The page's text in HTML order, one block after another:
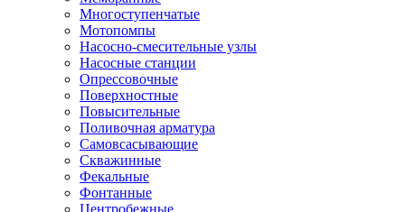
Многоступенчатые
Мотопомпы
Насосно-смесительные узлы
Насосные станции
Опрессовочные
Поверхностные
Повысительные
Поливочная арматура
Самовсасывающие
Скважинные
Фекальные
Фонтанные
Центробежные